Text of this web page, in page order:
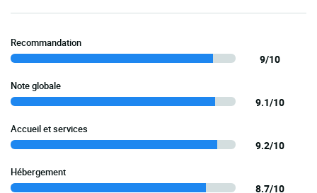
Recommandation
9/10
Note globale
9.1/10
Accueil et services
9.2/10
Hébergement
8.7/10